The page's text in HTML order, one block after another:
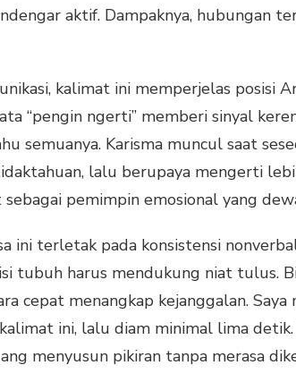
aktif. Dampaknya, hubungan
kalimat ini memperjelas posisi
“pengin ngerti” memberi sinyal
semuanya. Karisma muncul saat
lalu berupaya mengerti
pemimpin emosional yang
ini terletak pada konsistensi
tubuh harus mendukung niat tulus.
cepat menangkap kejanggalan.
ini, lalu diam minimal lima
menyusun pikiran tanpa merasa